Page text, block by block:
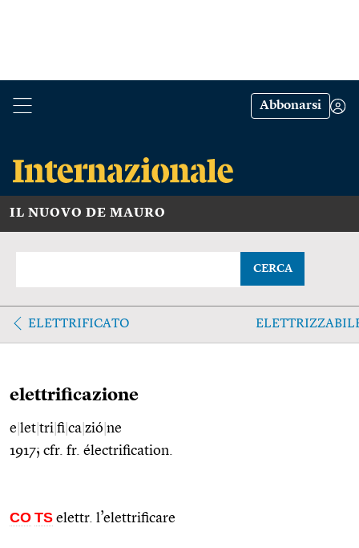
Abbonarsi
IL NUOVO DE MAURO
CERCA
ELETTRIFICATO
elettrificazione
e let tri fi ca zió ne
1917; cfr. fr. électrification.
CO TS elettr. l’elettrificare